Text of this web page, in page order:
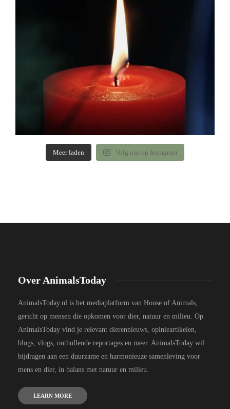
Meer laden Volg ons op Instagram
Over AnimalsToday
AnimalsToday.nl is het mediaplatform van House of Animals,
gericht op mensen die opkomen voor dier, natuur en milieu. Op
AnimalsToday vind je relevant dierennieuws, opinieartikelen,
blogs, vlogs, onthullende reportages en meer. AnimalsToday wil
bijdragen aan een duurzame en harmonieuze samenleving voor
mens en dier, in balans met natuur en milieu.
LEARN MORE